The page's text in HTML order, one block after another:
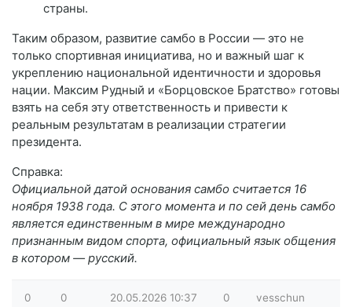
страны.
Таким образом, развитие самбо в России — это не
только спортивная инициатива, но и важный шаг к
укреплению национальной идентичности и здоровья
нации. Максим Рудный и «Борцовское Братство» готовы
взять на себя эту ответственность и привести к
реальным результатам в реализации стратегии
президента.
Справка:
Официальной датой основания самбо считается 16
ноября 1938 года. С этого момента и по сей день самбо
является единственным в мире международно
признанным видом спорта, официальный язык общения
в котором — русский.
0 0 20.05.2026 10:37 0 vesschun